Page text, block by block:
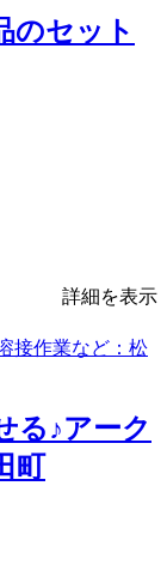
のセット
詳細を表示
る♪アーク